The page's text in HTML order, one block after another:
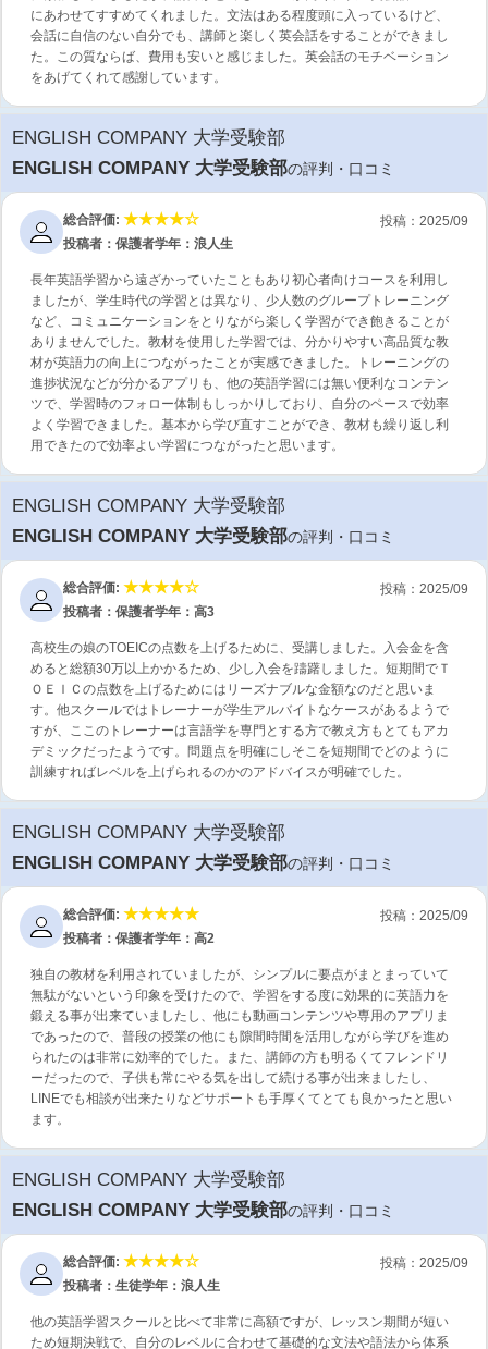
にあわせてすすめてくれました。文法はある程度頭に入っているけど、
会話に自信のない自分でも、講師と楽しく英会話をすることができまし
た。この質ならば、費用も安いと感じました。英会話のモチベーション
をあげてくれて感謝しています。
ENGLISH COMPANY 大学受験部
ENGLISH COMPANY 大学受験部の評判・口コミ
投稿：2025/09
総合評価:
投稿者：保護者学年：浪人生
長年英語学習から遠ざかっていたこともあり初心者向けコースを利用し
ましたが、学生時代の学習とは異なり、少人数のグループトレーニング
など、コミュニケーションをとりながら楽しく学習ができ飽きることが
ありませんでした。教材を使用した学習では、分かりやすい高品質な教
材が英語力の向上につながったことが実感できました。トレーニングの
進捗状況などが分かるアプリも、他の英語学習には無い便利なコンテン
ツで、学習時のフォロー体制もしっかりしており、自分のペースで効率
よく学習できました。基本から学び直すことができ、教材も繰り返し利
用できたので効率よい学習につながったと思います。
ENGLISH COMPANY 大学受験部
ENGLISH COMPANY 大学受験部の評判・口コミ
投稿：2025/09
総合評価:
投稿者：保護者学年：高3
高校生の娘のTOEICの点数を上げるために、受講しました。入会金を含
めると総額30万以上かかるため、少し入会を躊躇しました。短期間でＴ
ＯＥＩＣの点数を上げるためにはリーズナブルな金額なのだと思いま
す。他スクールではトレーナーが学生アルバイトなケースがあるようで
すが、ここのトレーナーは言語学を専門とする方で教え方もとてもアカ
デミックだったようです。問題点を明確にしそこを短期間でどのように
訓練すればレベルを上げられるのかのアドバイスが明確でした。
ENGLISH COMPANY 大学受験部
ENGLISH COMPANY 大学受験部の評判・口コミ
投稿：2025/09
総合評価:
投稿者：保護者学年：高2
独自の教材を利用されていましたが、シンプルに要点がまとまっていて
無駄がないという印象を受けたので、学習をする度に効果的に英語力を
鍛える事が出来ていましたし、他にも動画コンテンツや専用のアプリま
であったので、普段の授業の他にも隙間時間を活用しながら学びを進め
られたのは非常に効率的でした。また、講師の方も明るくてフレンドリ
ーだったので、子供も常にやる気を出して続ける事が出来ましたし、
LINEでも相談が出来たりなどサポートも手厚くてとても良かったと思い
ます。
ENGLISH COMPANY 大学受験部
ENGLISH COMPANY 大学受験部の評判・口コミ
投稿：2025/09
総合評価:
投稿者：生徒学年：浪人生
他の英語学習スクールと比べて非常に高額ですが、レッスン期間が短い
ため短期決戦で、自分のレベルに合わせて基礎的な文法や語法から体系